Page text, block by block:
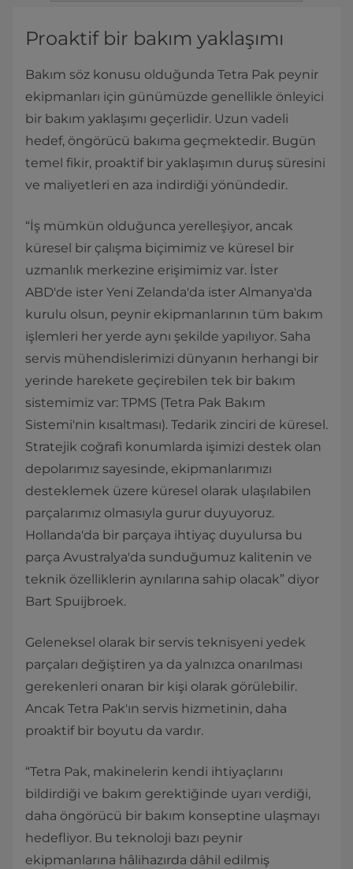
Proaktif bir bakım yaklaşımı
Bakım söz konusu olduğunda Tetra Pak peynir
ekipmanları için günümüzde genellikle önleyici
bir bakım yaklaşımı geçerlidir. Uzun vadeli
hedef, öngörücü bakıma geçmektedir. Bugün
temel fikir, proaktif bir yaklaşımın duruş süresini
ve maliyetleri en aza indirdiği yönündedir.
“İş mümkün olduğunca yerelleşiyor, ancak
küresel bir çalışma biçimimiz ve küresel bir
uzmanlık merkezine erişimimiz var. İster
ABD'de ister Yeni Zelanda'da ister Almanya'da
kurulu olsun, peynir ekipmanlarının tüm bakım
işlemleri her yerde aynı şekilde yapılıyor. Saha
servis mühendislerimizi dünyanın herhangi bir
yerinde harekete geçirebilen tek bir bakım
sistemimiz var: TPMS (Tetra Pak Bakım
Sistemi'nin kısaltması). Tedarik zinciri de küresel.
Stratejik coğrafi konumlarda işimizi destek olan
depolarımız sayesinde, ekipmanlarımızı
desteklemek üzere küresel olarak ulaşılabilen
parçalarımız olmasıyla gurur duyuyoruz.
Hollanda'da bir parçaya ihtiyaç duyulursa bu
parça Avustralya'da sunduğumuz kalitenin ve
teknik özelliklerin aynılarına sahip olacak” diyor
Bart Spuijbroek.
Geleneksel olarak bir servis teknisyeni yedek
parçaları değiştiren ya da yalnızca onarılması
gerekenleri onaran bir kişi olarak görülebilir.
Ancak Tetra Pak'ın servis hizmetinin, daha
proaktif bir boyutu da vardır.
“Tetra Pak, makinelerin kendi ihtiyaçlarını
bildirdiği ve bakım gerektiğinde uyarı verdiği,
daha öngörücü bir bakım konseptine ulaşmayı
hedefliyor. Bu teknoloji bazı peynir
ekipmanlarına hâlihazırda dâhil edilmiş